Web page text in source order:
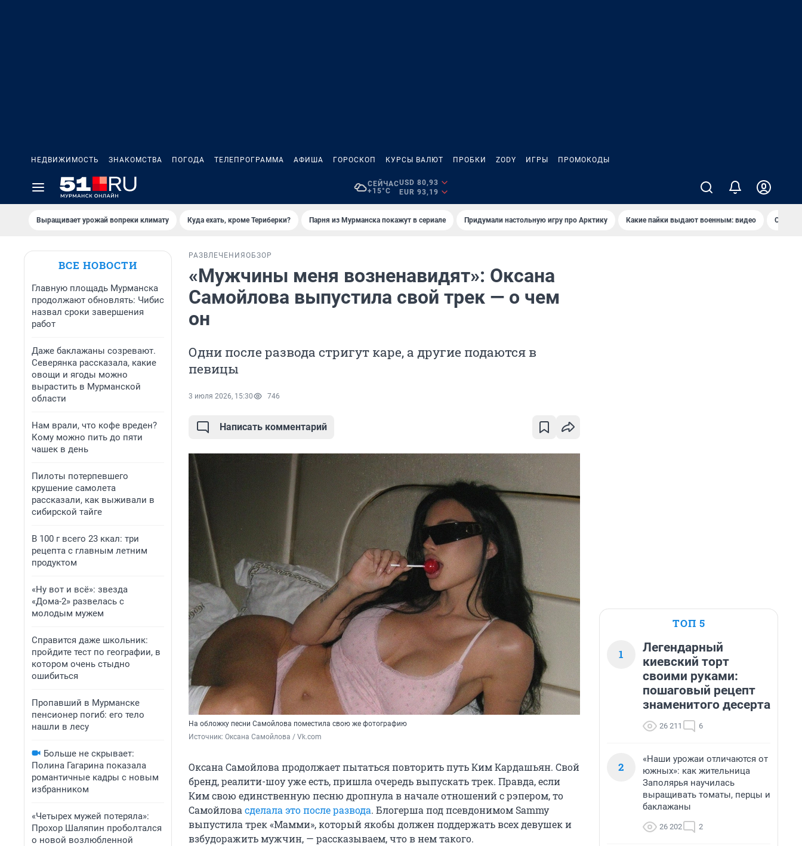
НЕДВИЖИМОСТЬ ЗНАКОМСТВА ПОГОДА ТЕЛЕПРОГРАММА АФИША ГОРОСКОП КУРСЫ ВАЛЮТ ПРОБКИ ZODY ИГРЫ ПРОМОКОДЫ
СЕЙЧАС
+15°C
USD 80,93
EUR 93,19
Выращивает урожай вопреки климату Куда ехать, кроме Териберки? Парня из Мурманска покажут в сериале Придумали настольную игру про Арктику Какие пайки выдают военным: видео Самая
ВСЕ НОВОСТИ
Главную площадь Мурманска
продолжают обновлять: Чибис
назвал сроки завершения
работ
Даже баклажаны созревают.
Северянка рассказала, какие
овощи и ягоды можно
вырастить в Мурманской
области
Нам врали, что кофе вреден?
Кому можно пить до пяти
чашек в день
Пилоты потерпевшего
крушение самолета
рассказали, как выживали в
сибирской тайге
В 100 г всего 23 ккал: три
рецепта с главным летним
продуктом
«Ну вот и всё»: звезда
«Дома-2» развелась с
молодым мужем
Справится даже школьник:
пройдите тест по географии, в
котором очень стыдно
ошибиться
Пропавший в Мурманске
пенсионер погиб: его тело
нашли в лесу
Больше не скрывает:
Полина Гагарина показала
романтичные кадры с новым
избранником
«Четырех мужей потеряла»:
Прохор Шаляпин проболтался
о новой возлюбленной
РАЗВЛЕЧЕНИЯ ОБЗОР
«Мужчины меня возненавидят»: Оксана
Самойлова выпустила свой трек — о чем
он
Одни после развода стригут каре, а другие подаются в
певицы
3 июля 2026, 15:30 746
Написать комментарий
На обложку песни Самойлова поместила свою же фотографию
Источник: Оксана Самойлова / Vk.com
Оксана Самойлова продолжает пытаться повторить путь Ким Кардашьян. Свой
бренд, реалити-шоу уже есть, пришла очередь выпускать трек. Правда, если
Ким свою единственную песню дропнула в начале отношений с рэпером, то
Самойлова сделала это после развода. Блогерша под псевдонимом Sammy
выпустила трек «Мамми», который якобы должен поддержать всех девушек и
взбудоражить мужчин, — рассказываем, что в нем такого.
ТОП 5
1
Легендарный
киевский торт
своими руками:
пошаговый рецепт
знаменитого десерта
26 211 6
2
«Наши урожаи отличаются от
южных»: как жительница
Заполярья научилась
выращивать томаты, перцы и
баклажаны
26 202 2